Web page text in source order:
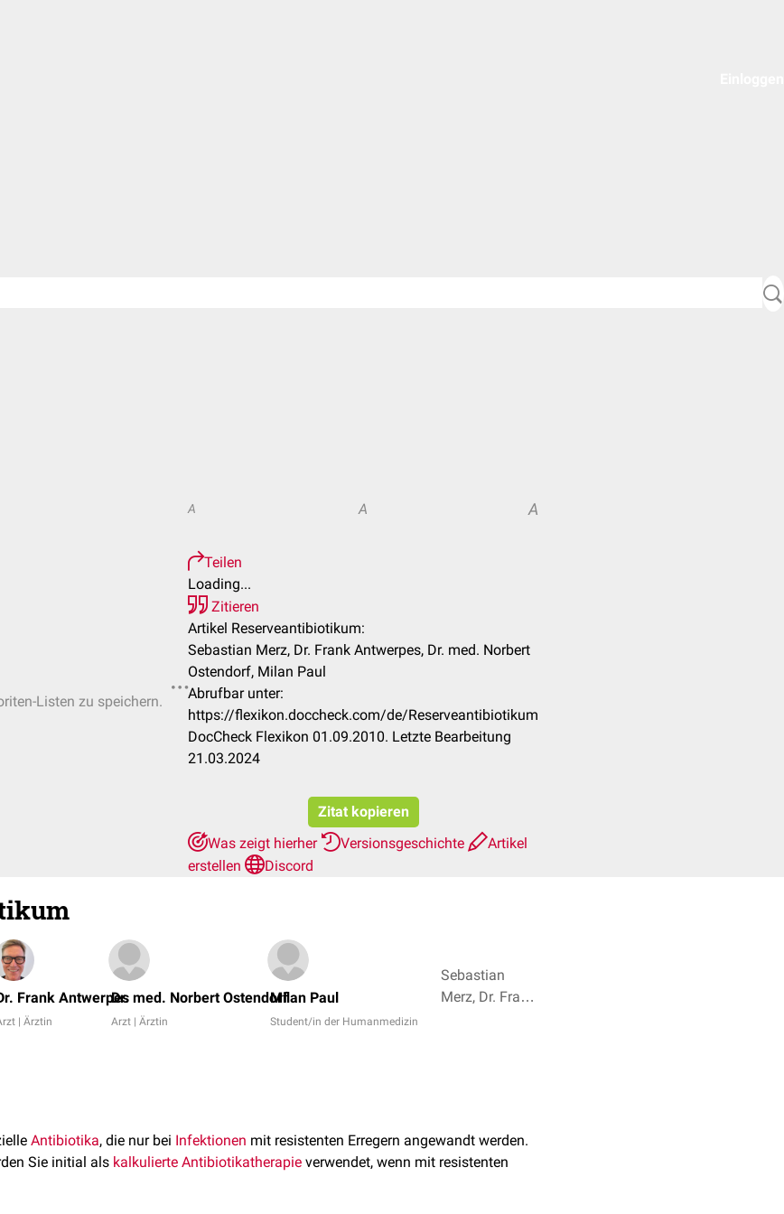
Listen zu speichern.
A A A
Teilen
Loading...
Zitieren
Artikel Reserveantibiotikum:
Sebastian Merz, Dr. Frank Antwerpes, Dr. med. Norbert
Ostendorf, Milan Paul
Abrufbar unter:
https://flexikon.doccheck.com/de/Reserveantibiotikum
DocCheck Flexikon 01.09.2010. Letzte Bearbeitung
21.03.2024
Zitat kopieren
Was zeigt hierher
Versionsgeschichte
Artikel
erstellen
Discord
Frank Antwerpes
| Ärztin
Dr. med. Norbert Ostendorf
Arzt | Ärztin
Milan Paul
Student/in der Humanmedizin
Sebastian
Merz, Dr. Frank
Antibiotika, die nur bei Infektionen mit resistenten Erregern angewandt werden.
Sie initial als kalkulierte Antibiotikatherapie verwendet, wenn mit resistenten